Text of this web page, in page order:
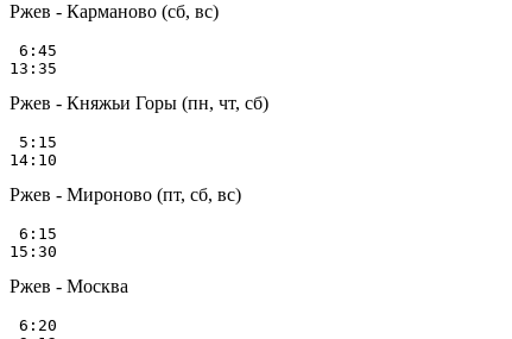
Ржев - Карманово (сб, вс)
6:45
Ржев - Княжьи Горы (пн, чт, сб)
5:15
Ржев - Мироново (пт, сб, вс)
6:15
Ржев - Москва
6:20